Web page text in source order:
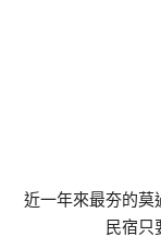
近一年來最夯的莫
民宿只